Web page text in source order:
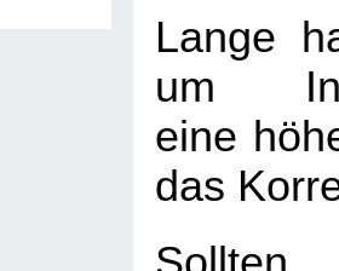
Lange
um
eine
das